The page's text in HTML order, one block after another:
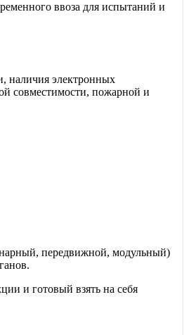
ввоза для испытаний и
наличия электронных
совместимости, пожарной и
передвижной, модульный)
и готовый взять на себя